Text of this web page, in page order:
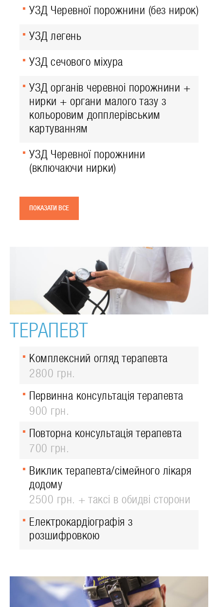
УЗД Черевної порожнини (без нирок)
УЗД легень
УЗД сечового міхура
УЗД органів черевноі порожнини +
нирки + органи малого тазу з
кольоровим допплерівським
картуванням
УЗД Черевної порожнини
(включаючи нирки)
ПОКАЗАТИ ВСЕ
ТЕРАПЕВТ
Комплексний огляд терапевта
2800 грн.
Первинна консультація терапевта
900 грн.
Повторна консультація терапевта
700 грн.
Виклик терапевта/сімейного лікаря
додому
2500 грн. + таксі в обидві сторони
Електрокардіографія з
розшифровкою